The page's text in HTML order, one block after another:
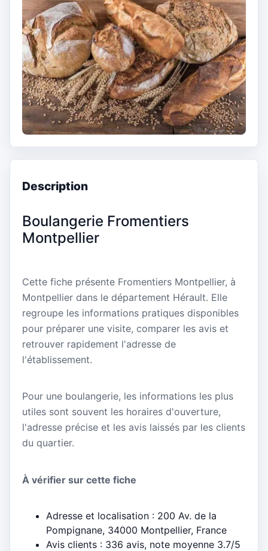
Description
Boulangerie Fromentiers
Montpellier
Cette fiche présente Fromentiers Montpellier, à
Montpellier dans le département Hérault. Elle
regroupe les informations pratiques disponibles
pour préparer une visite, comparer les avis et
retrouver rapidement l'adresse de
l'établissement.
Pour une boulangerie, les informations les plus
utiles sont souvent les horaires d'ouverture,
l'adresse précise et les avis laissés par les clients
du quartier.
À vérifier sur cette fiche
Adresse et localisation : 200 Av. de la
Pompignane, 34000 Montpellier, France
Avis clients : 336 avis, note moyenne 3.7/5